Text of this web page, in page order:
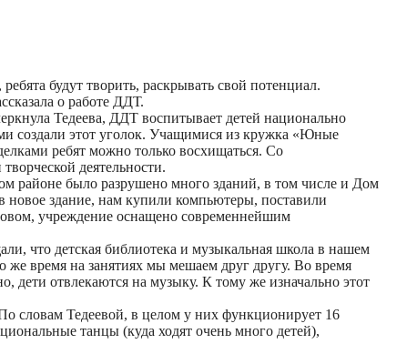
будут творить, раскрывать свой потенциал.
о работе ДДТ.
Тедеева, ДДТ воспитывает детей национально
создали этот уголок. Учащимися из кружка «Юные
ребят можно только восхищаться. Со
деятельности.
районе было разрушено много зданий, в том числе и Дом
новое здание, нам купили компьютеры, поставили
учреждение оснащено современнейшим
что детская библиотека и музыкальная школа в нашем
время на занятиях мы мешаем друг другу. Во время
дети отвлекаются на музыку. К тому же изначально этот
словам Тедеевой, в целом у них функционирует 16
танцы (куда ходят очень много детей),